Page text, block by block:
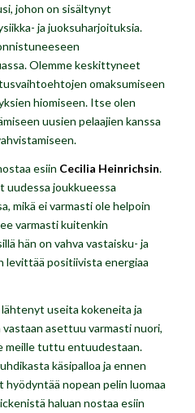
johon on sisältynyt
ja juoksuharjoituksia.
Olemme keskittyneet
omaksumiseen
hiomiseen. Itse olen
uusien pelaajien kanssa
esiin Cecilia Heinrichsin.
uudessa joukkueessa
mikä ei varmasti ole helpoin
varmasti kuitenkin
hän on vahva vastaisku- ja
levittää positiivista energiaa
useita kokeneita ja
asettuu varmasti nuori,
meille tuttu entuudestaan.
käsipalloa ja ennen
hyödyntää nopean pelin luomaa
haluan nostaa esiin